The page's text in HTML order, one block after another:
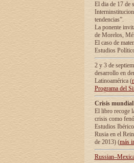
El dia de 17 de
tendencias”.
La ponente
de Morelos,
El caso de
Estudios
2 y 3 de
desarrollo en
Latinoamérica (
Programa del
Crisis
El libro recoge
crisis como
Estudios
Rusia en el
de 2013) (más